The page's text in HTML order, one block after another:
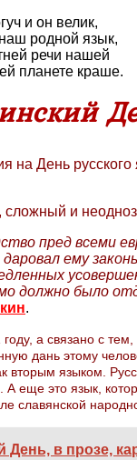
и он велик,
родной язык,
речи нашей
планете краше.
День русского
сложный и
пред всеми
ему
должно было
.
а связано с
дань этому
языком.
еще это язык,
славянской
в прозе,